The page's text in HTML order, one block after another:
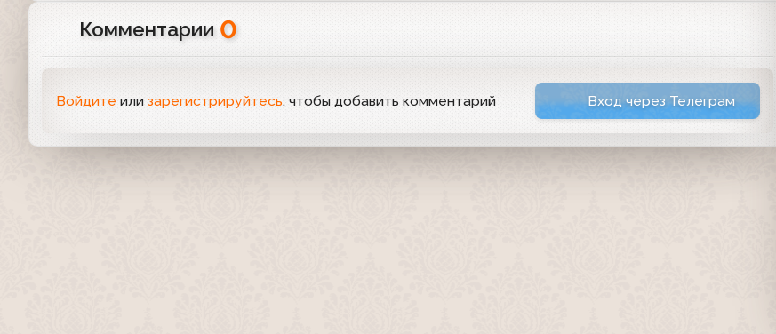
Комментарии 0
Войдите или зарегистрируйтесь, чтобы добавить комментарий Вход через Телеграм